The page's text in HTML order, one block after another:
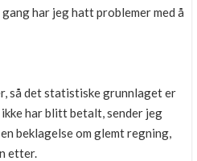
har jeg hatt problemer med å
så det statistiske grunnlaget er
har blitt betalt, sender jeg
beklagelse om glemt regning,
etter.